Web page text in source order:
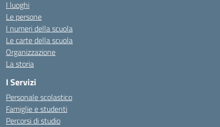
I luoghi
Le persone
I numeri della scuola
Le carte della scuola
Organizzazione
La storia
I Servizi
Personale scolastico
Famiglie e studenti
Percorsi di studio